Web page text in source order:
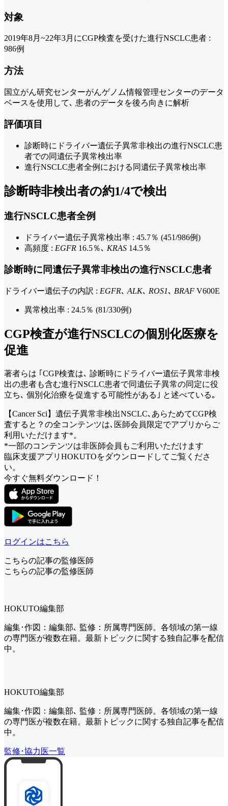
対象
2019年8月~22年3月にCGP検査を受けた進行NSCLC患者 :
986例
方法
国立がん研究センターがんゲノム情報管理センターのデータ
ベースを使用して､ 患者のデータを後ろ向きに解析
評価項目
診断時にドライバー遺伝子異常非検出の進行NSCLC患
者での同遺伝子異常検出率
進行NSCLC患者全例における同遺伝子異常検出率
診断時非検出者の約1/4で検出
進行NSCLC患者全例
ドライバー遺伝子異常検出率 : 45.7％ (451/986例)
高頻度 : EGFR 16.5％､ KRAS 14.5％
診断時に同遺伝子異常非検出の進行NSCLC患者
ドライバー遺伝子の内訳 : EGFR､ ALK､ ROS1､ BRAF V600E
異常検出率 : 24.5％ (81/330例)
CGP検査が進行NSCLCの個別化医療を
促進
著者らは ｢CGP検査は､ 診断時にドライバー遺伝子異常非検
出の患者も含む進行NSCLC患者で同遺伝子異常の同定に役
立ち､ 個別化治療を促進する可能性がある｣ と述べている｡
【Cancer Sci】遺伝子異常非検出NSCLC､あらためてCGP検
査すると？ の全コンテンツは､医師会員限定でアプリからご
利用いただけます*。
*一部のコンテンツは非医師会員もご利用いただけます
臨床支援アプリHOKUTOをダウンロードしてご覧くださ
い。
今すぐ無料ダウンロード！
ログインはこちら
こちらの記事の監修医師
こちらの記事の監修医師
HOKUTO編集部
編集･作図：編集部､ 監修：所属専門医師。各領域の第一線
の専門医が複数在籍。最新トピックに関する独自記事を配信
中。
HOKUTO編集部
編集･作図：編集部､ 監修：所属専門医師。各領域の第一線
の専門医が複数在籍。最新トピックに関する独自記事を配信
中。
監修･協力医一覧